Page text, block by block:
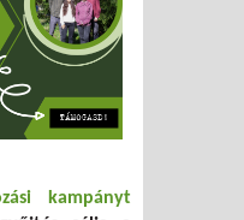
megtérül.
kampányt